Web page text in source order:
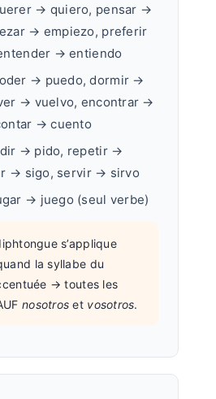
→ quiero, pensar →
→ empiezo, preferir
→ entiendo
→ puedo, dormir →
→ vuelvo, encontrar →
→ cuento
→ pido, repetir →
→ sigo, servir → sirvo
→ juego (seul verbe)
s’applique
la syllabe du
→ toutes les
nosotros et vosotros.